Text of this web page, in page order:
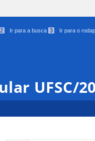
2 Ir para a busca 3 Ir para o
UFSC/